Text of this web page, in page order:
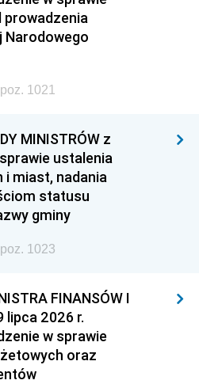
prowadzenia
Narodowego
1021
MINISTRÓW z
ustalenia
i miast, nadania
statusu
gminy
1023
FINANSÓW I
lipca 2026 r.
w sprawie
oraz